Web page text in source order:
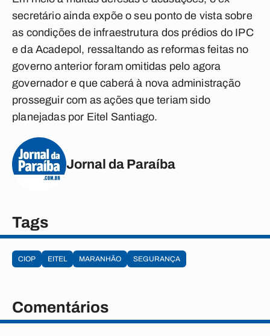
secretário ainda expõe o seu ponto de vista sobre
as condições de infraestrutura dos prédios do IPC
e da Acadepol, ressaltando as reformas feitas no
governo anterior foram omitidas pelo agora
governador e que caberá à nova administração
prosseguir com as ações que teriam sido
planejadas por Eitel Santiago.
Jornal da Paraíba
Tags
CIOP EITEL MARANHÃO SEGURANÇA
Comentários